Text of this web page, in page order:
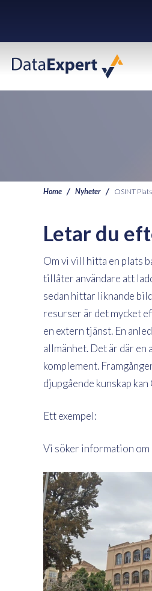
Home Nyheter OSINT
Letar du
Om vi vill hitta en plats
tillåter användare att
sedan hittar liknande
resurser är det mycket
en extern tjänst. En
allmänhet. Det är där
komplement.
djupgående kunskap
Ett exempel:
Vi söker information om